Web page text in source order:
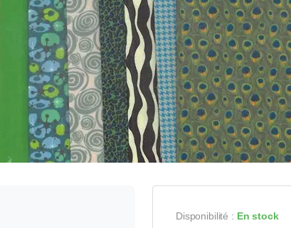
Disponibilité : En stock